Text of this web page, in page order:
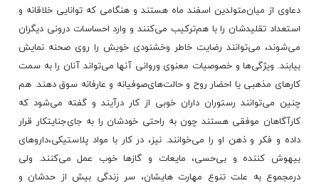
دعاوی‌ از میان‌متولدین‌ اسفند ماه‌ هستند و هنگامی‌ که‌ توانایی‌ خلاقانه‌ و
استعداد تقلیدشان‌ را با هم‌ترکیب‌ می‌کنند و وارد احساسات‌ درونی‌ دیگران‌
می‌شوند، می‌توانند رضایت‌ خاطر وخشنودی‌ خویش‌ را روی‌ صحنه‌ نمایش‌
بیابند. ویژگی‌ها و خصوصیات‌ معنوی‌ وروانی‌ آنها می‌تواند آنان‌ را به‌ سمت‌
کارهای‌ مذهبی‌ یا احضار روح‌ و حالت‌های‌صوفیانه‌ و عارفانه‌ سوق‌ دهند. هم‌
چنین‌ می‌توانند رستوران‌ داران‌ خوبی‌ از کار درآیند و گفته‌ می‌شود که‌
کارآگاهان‌ موفقی‌ هستند چون‌ به‌ راحتی‌ خودشان‌ را به‌ جای‌جنایتکار قرار
داده‌ و فکر و ذهن‌ او را می‌خوانند. نیز، در کار با مواد پلاستیکی‌،داروهای‌
بیهوش‌ کننده‌ و بی‌حسی‌، مایعات‌ و گازها خوب‌ عمل‌ می‌کنند. ولی‌
درمجموع‌ به‌ علت‌ تنوع‌ مهارت‌ هایشان‌، سر زندگی‌ بیش‌ از حدشان‌ و